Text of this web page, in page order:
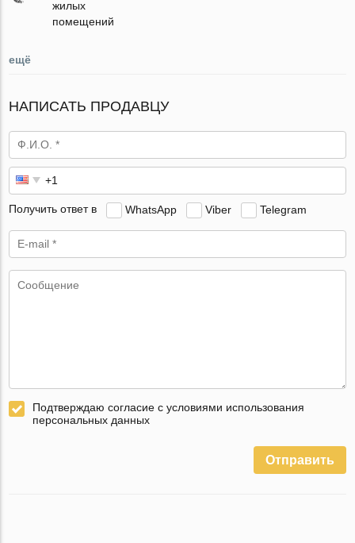
жилых
помещений
ещё
НАПИСАТЬ ПРОДАВЦУ
Получить ответ в WhatsApp Viber Telegram
Подтверждаю согласие с условиями использования
персональных данных
Отправить